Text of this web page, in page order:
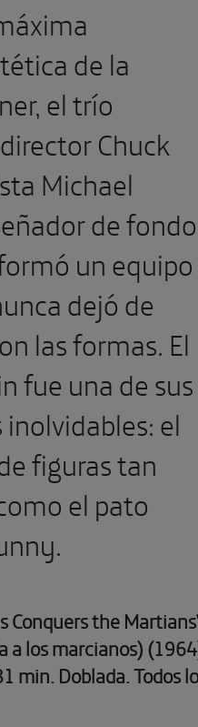
de la
el trío
Chuck
Michael
de
un equipo
dejó de
las formas. El
fue una de sus
el
figuras tan
el pato
Conquers the
a los marcianos)
min. Doblada. Todos